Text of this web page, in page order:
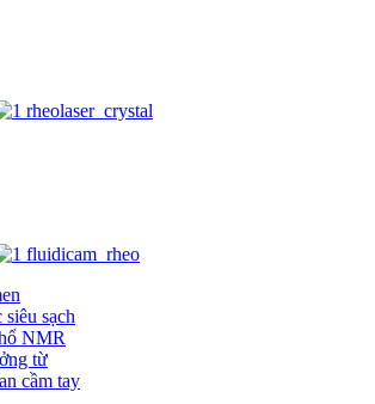
sạch
NMR
từ
cầm tay